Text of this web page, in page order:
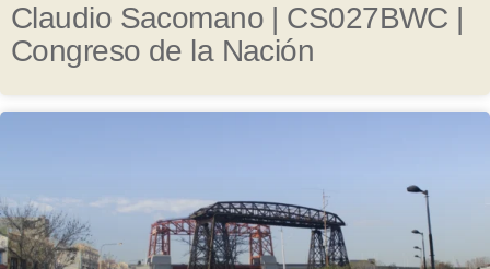
Claudio Sacomano | CS027BWC |
Congreso de la Nación